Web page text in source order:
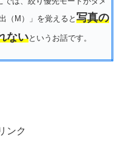
（M）」を覚えると 写真の
ないというお話です。
ンク